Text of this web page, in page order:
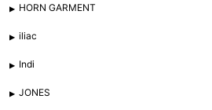
HORN GARMENT
iliac
Indi
JONES